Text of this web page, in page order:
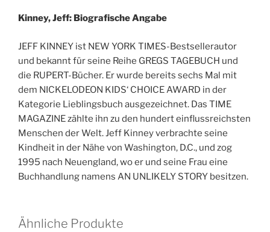
Kinney, Jeff: Biografische Angabe
JEFF KINNEY ist NEW YORK TIMES-Bestsellerautor
und bekannt für seine Reihe GREGS TAGEBUCH und
die RUPERT-Bücher. Er wurde bereits sechs Mal mit
dem NICKELODEON KIDS‘ CHOICE AWARD in der
Kategorie Lieblingsbuch ausgezeichnet. Das TIME
MAGAZINE zählte ihn zu den hundert einflussreichsten
Menschen der Welt. Jeff Kinney verbrachte seine
Kindheit in der Nähe von Washington, D.C., und zog
1995 nach Neuengland, wo er und seine Frau eine
Buchhandlung namens AN UNLIKELY STORY besitzen.
Ähnliche Produkte